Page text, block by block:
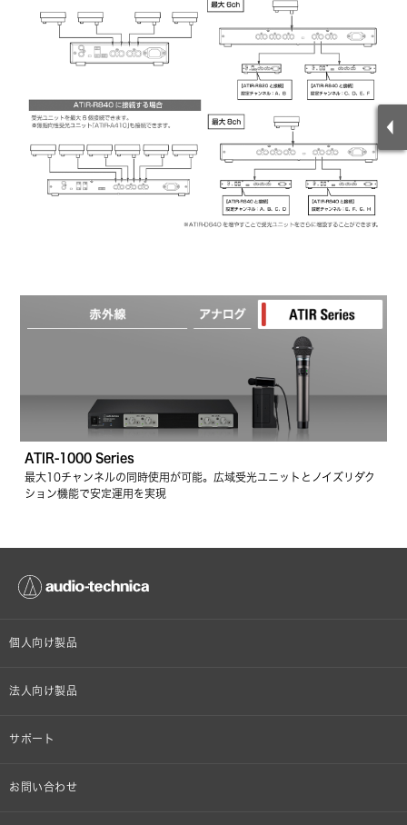
ATIR-1000 Series
最大10チャンネルの同時使用が可能。広域受光ユニットとノイズリダク
ション機能で安定運用を実現
個人向け製品
オンラインストア限定
法人向け製品
設備音響機器
サポート
個人向け製品サポート
お問い合わせ